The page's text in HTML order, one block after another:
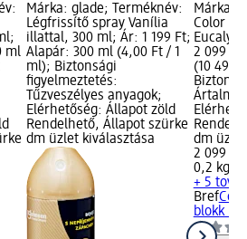
ml
Márka: glade; Terméknév:
Légfrissítő spray Vanília
illattal, 300 ml; Ár: 1 199 Ft;
Alapár: 300 ml (4,00 Ft / 1
ml); Biztonsági
figyelmeztetés:
Tűzveszélyes anyagok;
Elérhetőség: Állapot zöld
Rendelhető, Állapot szürke
dm üzlet kiválasztása
Márka:
Color
2 099
(10
dm
2 099 Ft
0,2 kg
+ 5
Bref
blokk